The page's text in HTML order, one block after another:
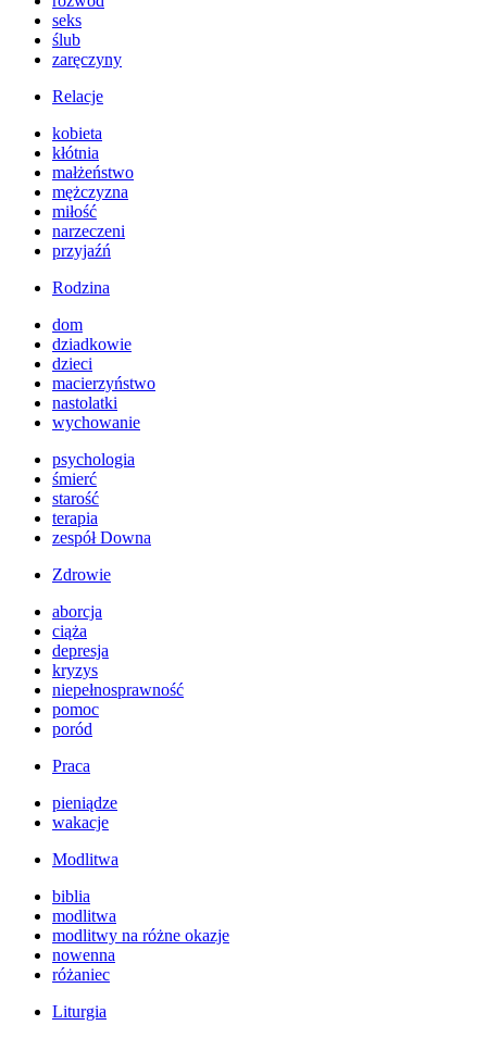
seks
ślub
zaręczyny
Relacje
kobieta
kłótnia
małżeństwo
mężczyzna
miłość
narzeczeni
przyjaźń
Rodzina
dom
dziadkowie
dzieci
macierzyństwo
nastolatki
wychowanie
psychologia
śmierć
starość
terapia
zespół Downa
Zdrowie
aborcja
ciąża
depresja
kryzys
niepełnosprawność
pomoc
poród
Praca
pieniądze
wakacje
Modlitwa
biblia
modlitwa
modlitwy na różne okazje
nowenna
różaniec
Liturgia